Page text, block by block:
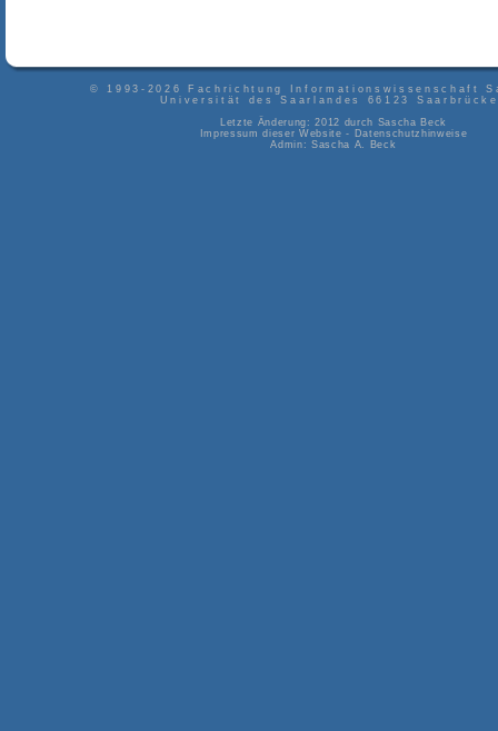
a
© 1993-2026 Fachrichtung Informationswissenschaft
Universität des Saarlandes
66123
Letzte Änderung: 2012 durch Sascha Beck
Impressum dieser Website - Datenschutzhinweise
Admin:Sascha A. Beck